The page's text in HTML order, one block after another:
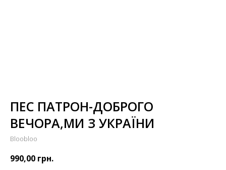
ПЕС ПАТРОН-ДОБРОГО
ВЕЧОРА,МИ З УКРАЇНИ
Bloobloo
990,00 грн.